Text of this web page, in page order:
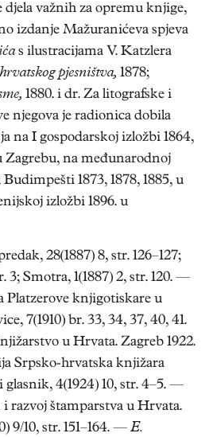
djela važnih za opremu knjige,
izdanje Mažuranićeva spjeva
s ilustracijama V. Katzlera
pjesništva, 1878;
1880. i dr. Za litografske i
njegova je radionica dobila
na I gospodarskoj izložbi 1864,
Zagrebu, na međunarodnoj
1873, 1878, 1885, u
izložbi 1896. u
28(1887) 8, str. 126–127;
3; Smotra, 1(1887) 2, str. 120. —
Platzerove knjigotiskare u
7(1910) br. 33, 34, 37, 40, 41.
u Hrvata. Zagreb 1922.
Srpsko-hrvatska knjižara
glasnik, 4(1924) 10, str. 4–5. —
razvoj štamparstva u Hrvata.
9/10, str. 151–164. — E.